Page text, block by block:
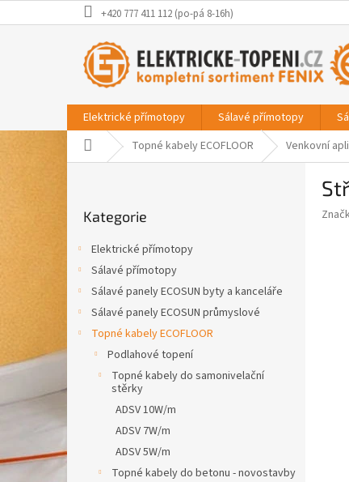
na
+420 777 411 112 (po-pá 8-16h)
Elektrické přímotopy Sálavé přímotopy
Domů Topné kabely ECOFLOOR Venkovní
a
e
kategorie
Kategorie
Elektrické přímotopy
Sálavé přímotopy
Sálavé panely ECOSUN byty a kanceláře
Sálavé panely ECOSUN průmyslové
Topné kabely ECOFLOOR
Podlahové topení
Topné kabely do samonivelační
stěrky
ADSV 10W/m
ADSV 7W/m
ADSV 5W/m
Topné kabely do betonu - novostavby